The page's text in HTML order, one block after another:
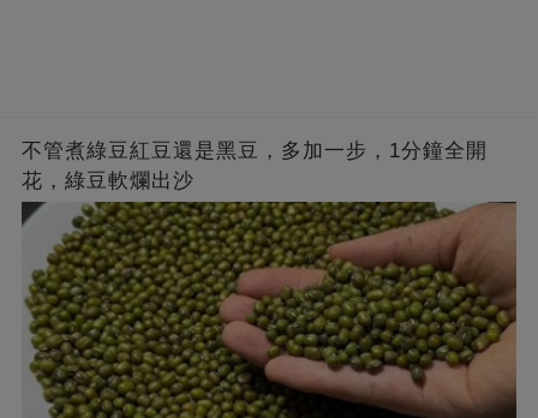
不管煮綠豆紅豆還是黑豆，多加一步，1分鐘全開
花，綠豆軟爛出沙